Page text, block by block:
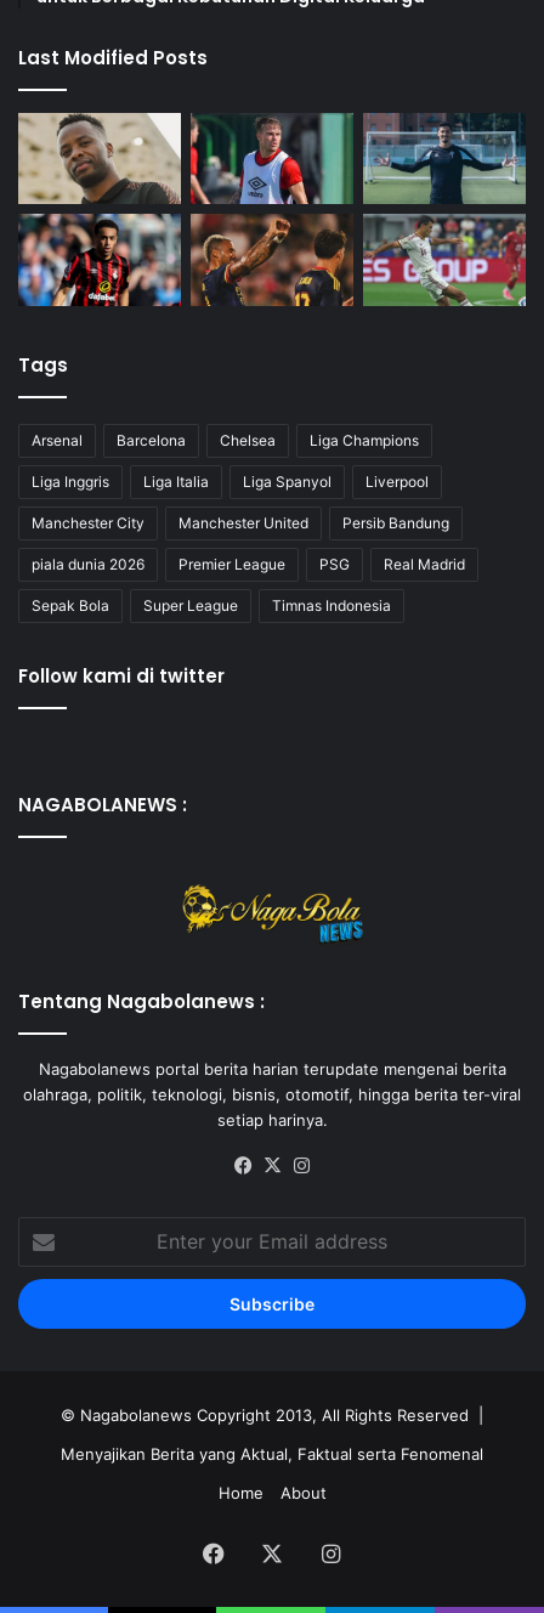
Last Modified Posts
Tags
Arsenal Barcelona Chelsea Liga Champions
Liga Inggris Liga Italia Liga Spanyol Liverpool
Manchester City Manchester United Persib Bandung
piala dunia 2026 Premier League PSG Real Madrid
Sepak Bola Super League Timnas Indonesia
Follow kami di twitter
NAGABOLANEWS :
Tentang Nagabolanews :
Nagabolanews portal berita harian terupdate mengenai berita
olahraga, politik, teknologi, bisnis, otomotif, hingga berita ter-viral
setiap harinya.
Facebook
X
your
Email
address
© Nagabolanews Copyright 2013, All Rights Reserved |
Menyajikan Berita yang Aktual, Faktual serta Fenomenal
Home
About
Facebook Instagram